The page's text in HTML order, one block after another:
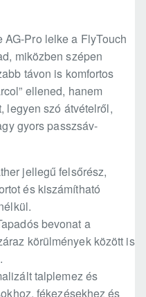
Pro lelke a FlyTouch
miközben szépen
távon is komfortos
ellened, hanem
legyen szó átvételről,
gyors passzsáv-
jellegű felsőrész,
és kiszámítható
bevonat a
körülmények között is
talplemez és
fékezésekhez és